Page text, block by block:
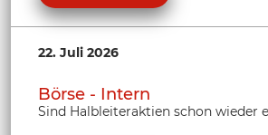
22. Juli 2026
Börse - Intern
Sind Halbleiteraktien schon wieder